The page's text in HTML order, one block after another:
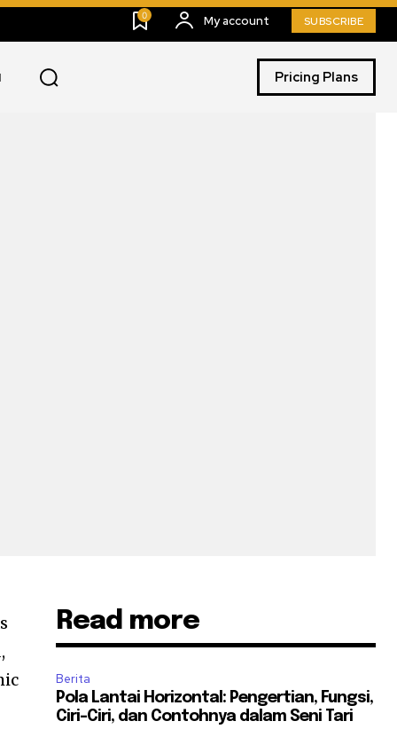
0 My account SUBSCRIBE
Pricing Plans
Read more
Berita
Pola Lantai Horizontal: Pengertian, Fungsi,
Ciri-Ciri, dan Contohnya dalam Seni Tari